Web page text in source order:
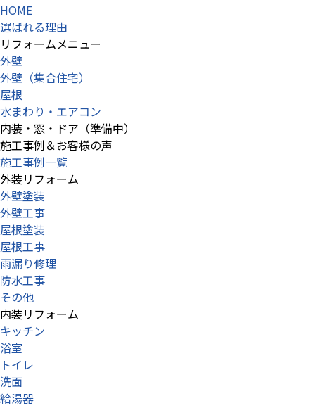
HOME
選ばれる理由
リフォームメニュー
外壁
外壁（集合住宅）
屋根
水まわり・エアコン
内装・窓・ドア（準備中）
施工事例＆お客様の声
施工事例一覧
外装リフォーム
外壁塗装
外壁工事
屋根塗装
屋根工事
雨漏り修理
防水工事
その他
内装リフォーム
キッチン
浴室
トイレ
洗面
給湯器